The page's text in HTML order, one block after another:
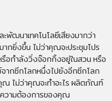
ะพัฒนาเทคโนโลยีเสียงมากว่า
กยิ่งขึ้น ไม่ว่าคุณจะประชุมโปร
อกำลังวิ่งจ๊อกกิ้งอยู่ในสวน หรือ
จากซีกโลกหนึ่งไปยังอีกซีกโลก
ไม่ว่าคุณจะทำอะไร ผลิตภัณฑ์
วามต้องการของคุณ